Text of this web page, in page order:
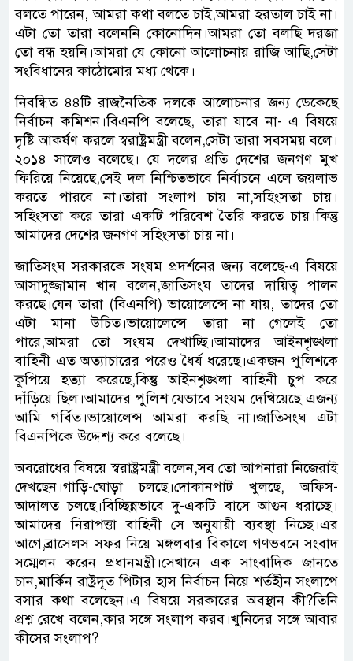
বলতে পারেন, আমরা কথা বলতে চাই,আমরা হরতাল চাই না।
এটা তো তারা বলেননি কোনোদিন।আমরা তো বলছি দরজা
তো বন্ধ হয়নি।আমরা যে কোনো আলোচনায় রাজি আছি,সেটা
সংবিধানের কাঠোমোর মধ্য থেকে।
নিবন্ধিত ৪৪টি রাজনৈতিক দলকে আলোচনার জন্য ডেকেছে
নির্বাচন কমিশন।বিএনপি বলেছে, তারা যাবে না- এ বিষয়ে
দৃষ্টি আকর্ষণ করলে স্বরাষ্ট্রমন্ত্রী বলেন,সেটা তারা সবসময় বলে।
২০১৪ সালেও বলেছে। যে দলের প্রতি দেশের জনগণ মুখ
ফিরিয়ে নিয়েছে,সেই দল নিশ্চিতভাবে নির্বাচনে এলে জয়লাভ
করতে পারবে না।তারা সংলাপ চায় না,সহিংসতা চায়।
সহিংসতা করে তারা একটি পরিবেশ তৈরি করতে চায়।কিন্তু
আমাদের দেশের জনগণ সহিংসতা চায় না।
জাতিসংঘ সরকারকে সংযম প্রদর্শনের জন্য বলেছে-এ বিষয়ে
আসাদুজ্জামান খান বলেন,জাতিসংঘ তাদের দায়িত্ব পালন
করছে।যেন তারা (বিএনপি) ভায়োলেন্সে না যায়, তাদের তো
এটা মানা উচিত।ভায়োলেন্সে তারা না গেলেই তো
পারে,আমরা তো সংযম দেখাচ্ছি।আমাদের আইনশৃঙ্খলা
বাহিনী এত অত্যাচারের পরেও ধৈর্য ধরেছে।একজন পুলিশকে
কুপিয়ে হত্যা করেছে,কিন্তু আইনশৃঙ্খলা বাহিনী চুপ করে
দাঁড়িয়ে ছিল।আমাদের পুলিশ যেভাবে সংযম দেখিয়েছে এজন্য
আমি গর্বিত।ভায়োলেন্স আমরা করছি না।জাতিসংঘ এটা
বিএনপিকে উদ্দেশ্য করে বলেছে।
অবরোধের বিষয়ে স্বরাষ্ট্রমন্ত্রী বলেন,সব তো আপনারা নিজেরাই
দেখছেন।গাড়ি-ঘোড়া চলছে।দোকানপাট খুলছে, অফিস-
আদালত চলছে।বিচ্ছিন্নভাবে দু-একটি বাসে আগুন ধরাচ্ছে।
আমাদের নিরাপত্তা বাহিনী সে অনুযায়ী ব্যবস্থা নিচ্ছে।এর
আগে,ব্রাসেলস সফর নিয়ে মঙ্গলবার বিকালে গণভবনে সংবাদ
সম্মেলন করেন প্রধানমন্ত্রী।সেখানে এক সাংবাদিক জানতে
চান,মার্কিন রাষ্ট্রদূত পিটার হাস নির্বাচন নিয়ে শর্তহীন সংলাপে
বসার কথা বলেছেন।এ বিষয়ে সরকারের অবস্থান কী?তিনি
প্রশ্ন রেখে বলেন,কার সঙ্গে সংলাপ করব।খুনিদের সঙ্গে আবার
কীসের সংলাপ?